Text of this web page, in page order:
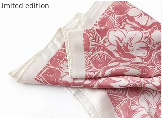
edition